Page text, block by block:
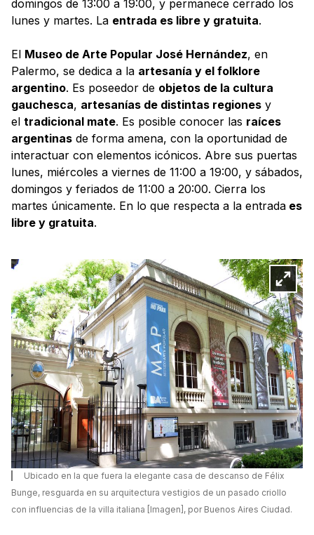
domingos de 13:00 a 19:00, y permanece cerrado los
lunes y martes. La entrada es libre y gratuita.
El Museo de Arte Popular José Hernández, en
Palermo, se dedica a la artesanía y el folklore
argentino. Es poseedor de objetos de la cultura
gauchesca, artesanías de distintas regiones y
el tradicional mate. Es posible conocer las raíces
argentinas de forma amena, con la oportunidad de
interactuar con elementos icónicos. Abre sus puertas
lunes, miércoles a viernes de 11:00 a 19:00, y sábados,
domingos y feriados de 11:00 a 20:00. Cierra los
martes únicamente. En lo que respecta a la entrada es
libre y gratuita.
Ubicado en la que fuera la elegante casa de descanso de Félix
Bunge, resguarda en su arquitectura vestigios de un pasado criollo
con influencias de la villa italiana [Imagen], por Buenos Aires Ciudad.